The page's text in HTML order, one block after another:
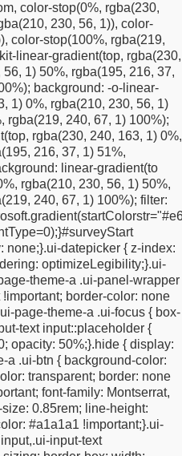
color-stop(0%, rgba(230,
230, 56, 1)), color-
color-stop(100%, rgba(219,
linear-gradient(top, rgba(230,
1) 50%, rgba(195, 216, 37,
background: -o-linear-
1) 0%, rgba(210, 230, 56, 1)
rgba(219, 240, 67, 1) 100%);
rgba(230, 240, 163, 1) 0%,
216, 37, 1) 51%,
linear-gradient(to
rgba(210, 230, 56, 1) 50%,
240, 67, 1) 100%); filter:
}#surveyStart
none;}.ui-datepicker { z-index:
optimizeLegibility;}.ui-
theme-a .ui-panel-wrapper
border-color: none
page-theme-a .ui-focus { box-
text input::placeholder {
opacity: 50%;}.hide { display:
a .ui-btn { background-color:
transparent; border: none
font-family: Montserrat,
0.85rem; line-height:
#a1a1a1 !important;}.ui-
.ui-input-text
{width: 100% !important;max-
0 !important;margin-right: 0
}.ui-overlay-a #surveyStart
btn {display: block
text-align: center !important;
height: 1.2 !important;
.twoColumns {
block !important;}
!important; line-height: 1.2
0 !important; }
!important;line-height: 1.5
12px !important;margin-
.ui-checkbox label {
relative !important; padding-
!important;min-height: 18px
label::after {top: 50%
50%) !important;left: 0
top: 50% !important;transform:
0 !important;}}/*
MOBILE
1 line
*/ @media
/* keep the form centered and
- 32px) !important;max-
0 auto !important; padding:
border-box !important;}/* put
.ui-overlay-a #surveyStart
#submitButton {